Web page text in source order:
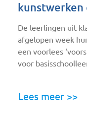
kunstwerken
De leerlingen uit
afgelopen week
een voorlees
voor
Lees meer >>